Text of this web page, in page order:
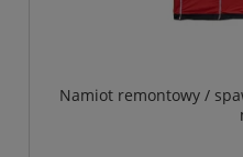
Namiot remontowy /